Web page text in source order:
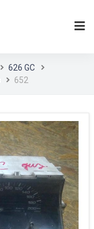
626 GC
652